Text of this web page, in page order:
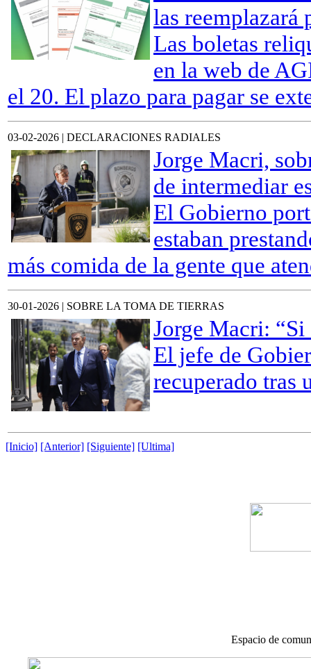
las reemplazará
Las boletas
en la web de
el 20. El plazo para pagar se
03-02-2026 | DECLARACIONES RADIALES
Jorge Macri,
de intermediar
El Gobierno
estaban
más comida de la gente que
30-01-2026 | SOBRE LA TOMA DE TIERRAS
Jorge Macri:
El jefe de
recuperado tras
[Inicio] [Anterior] [Siguiente] [Ultima]
Espacio de